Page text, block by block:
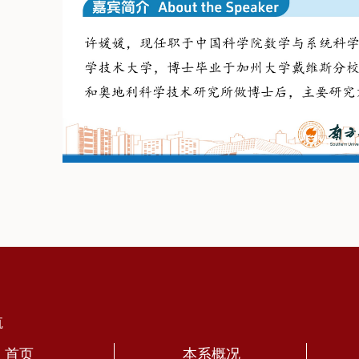
首页
本系概况